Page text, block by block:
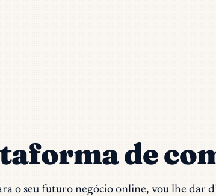
de
o seu futuro negócio online, vou lhe dar